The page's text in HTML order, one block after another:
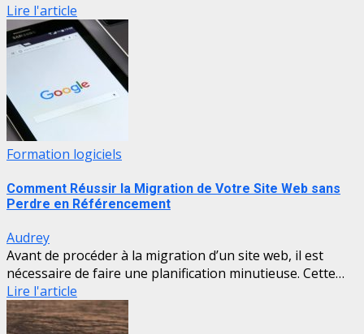
Lire l'article
Formation logiciels
Comment Réussir la Migration de Votre Site Web sans
Perdre en Référencement
Audrey
Avant de procéder à la migration d’un site web, il est
nécessaire de faire une planification minutieuse. Cette…
Lire l'article